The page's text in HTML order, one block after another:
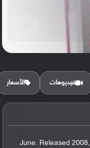
فيديوهات الأسعار